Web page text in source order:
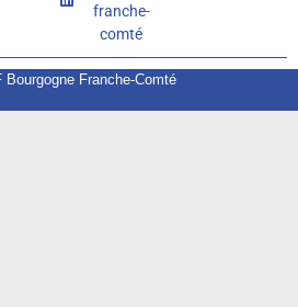
franche-
comté
Franche-Comté